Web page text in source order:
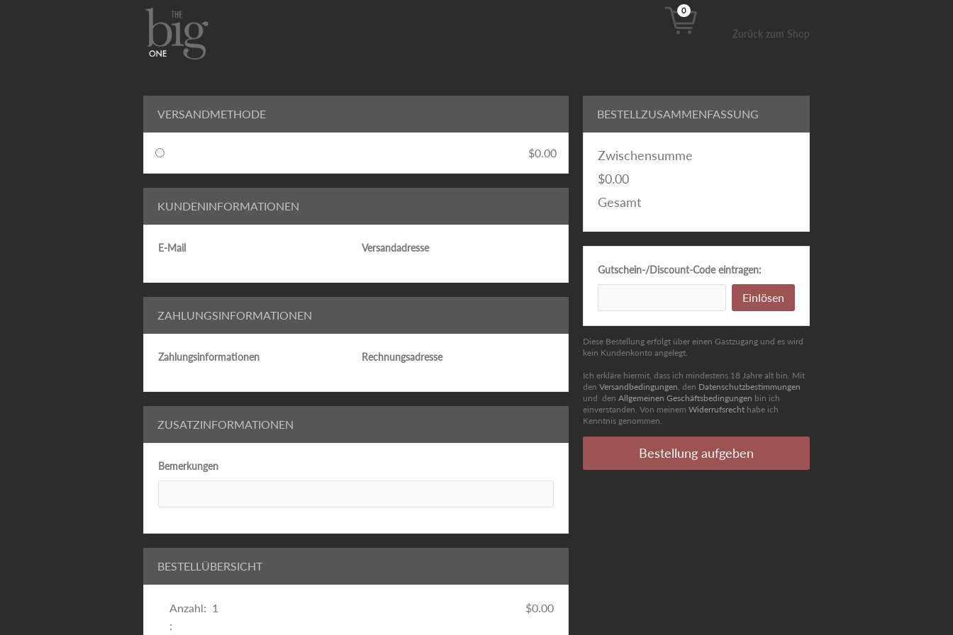
Zurück zum Shop
0
VERSANDMETHODE
$0.00
KUNDENINFORMATIONEN
E-Mail Versandadresse
ZAHLUNGSINFORMATIONEN
Zahlungsinformationen Rechnungsadresse
ZUSATZINFORMATIONEN
Bemerkungen
BESTELLÜBERSICHT
Anzahl: 1
:
$0.00
BESTELLZUSAMMENFASSUNG
Zwischensumme
$0.00
Gesamt
Gutschein-/Discount-Code eintragen:
Einlösen
Diese Bestellung erfolgt über einen Gastzugang und es wird
kein Kundenkonto angelegt.
Ich erkläre hiermit, dass ich mindestens 18 Jahre alt bin. Mit
den Versandbedingungen, den Datenschutzbestimmungen
und den Allgemeinen Geschäftsbedingungen bin ich
einverstanden. Von meinem Widerrufsrecht habe ich
Kenntnis genommen.
Bestellung aufgeben